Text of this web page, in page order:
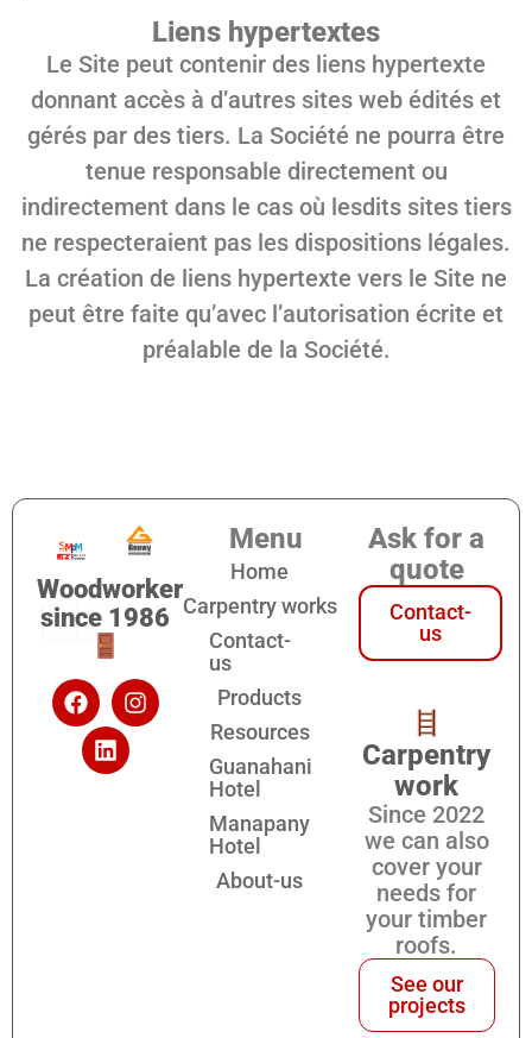
Liens hypertextes
Le Site peut contenir des liens hypertexte
donnant accès à d’autres sites web édités et
gérés par des tiers. La Société ne pourra être
tenue responsable directement ou
indirectement dans le cas où lesdits sites tiers
ne respecteraient pas les dispositions légales.
La création de liens hypertexte vers le Site ne
peut être faite qu’avec l’autorisation écrite et
préalable de la Société.
Woodworker
since 1986
Menu
Home
Carpentry works
Contact-
us
Products
Resources
Guanahani
Hotel
Manapany
Hotel
About-us
Ask for a
quote
Contact-
us
Carpentry
work
Since 2022
we can also
cover your
needs for
your timber
roofs.
See our
projects